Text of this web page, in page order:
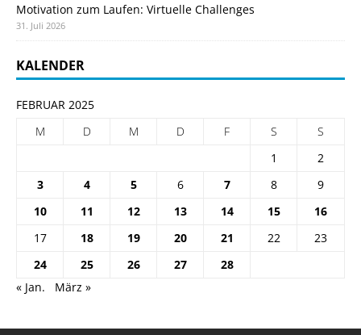
Motivation zum Laufen: Virtuelle Challenges
31. Juli 2026
KALENDER
FEBRUAR 2025
M
D M D F S
S
1
2
3
4 5 6 7 8
9
10
11 12 13 14 15
16
17
18 19 20 21 22
23
24
25 26 27
28
« Jan.
März »